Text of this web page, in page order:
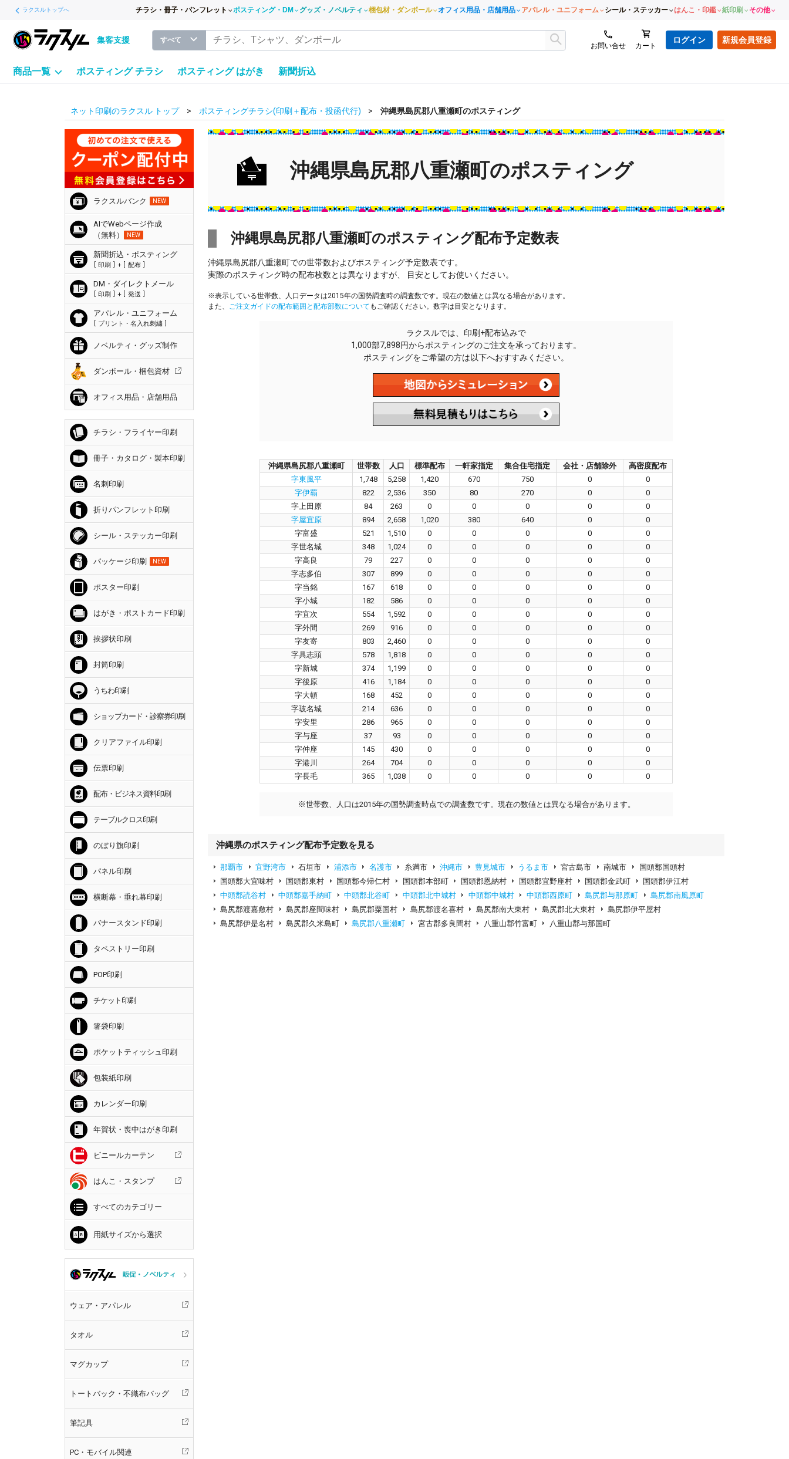
ラクスルトップへ チラシ・冊子・パンフレット ポスティング・DM グッズ・ノベルティ 梱包材・ダンボール オフィス用品・店舗用品 アパレル・ユニフォーム シール・ステッカー はんこ・印鑑 紙印刷 その他
集客支援 すべて
お問い合せ カート
ログイン 新規会員登録
商品一覧 ポスティング チラシ ポスティング はがき 新聞折込
ネット印刷のラクスル トップ ポスティングチラシ(印刷＋配布・投函代行) 沖縄県島尻郡八重瀬町のポスティング
ラクスルバンク NEW
AIでWebページ作成
（無料）
NEW
新聞折込・ポスティング
印刷 + 配布
DM・ダイレクトメール
印刷 + 発送
アパレル・ユニフォーム
プリント・名入れ刺繍
ノベルティ・グッズ制作
ダンボール・梱包資材
オフィス用品・店舗用品
チラシ・フライヤー印刷
冊子・カタログ・製本印刷
名刺印刷
折りパンフレット印刷
シール・ステッカー印刷
パッケージ印刷 NEW
ポスター印刷
はがき・ポストカード印刷
挨拶状印刷
封筒印刷
うちわ印刷
ショップカード・診察券印刷
クリアファイル印刷
伝票印刷
配布・ビジネス資料印刷
テーブルクロス印刷
のぼり旗印刷
パネル印刷
横断幕・垂れ幕印刷
バナースタンド印刷
タペストリー印刷
POP印刷
チケット印刷
箸袋印刷
ポケットティッシュ印刷
包装紙印刷
カレンダー印刷
年賀状・喪中はがき印刷
ビニールカーテン
はんこ・スタンプ
すべてのカテゴリー
用紙サイズから選択
ウェア・アパレル
タオル
マグカップ
トートバック・不織布バッグ
筆記具
PC・モバイル関連
沖縄県島尻郡八重瀬町のポスティング
沖縄県島尻郡八重瀬町のポスティング配布予定数表
沖縄県島尻郡八重瀬町での世帯数およびポスティング予定数表です。
実際のポスティング時の配布枚数とは異なりますが、 目安としてお使いください。
※表示している世帯数、人口データは2015年の国勢調査時の調査数です。現在の数値とは異なる場合があります。
また、 ご注文ガイドの配布範囲と配布部数について もご確認ください。数字は目安となります。
ラクスルでは、印刷+配布込みで
1,000部7,898円からポスティングのご注文を承っております。
ポスティングをご希望の方は以下へおすすみください。
沖縄県島尻郡八重瀬町 世帯数 人口 標準配布 一軒家指定 集合住宅指定 会社・店舗除外
高密度配布
字東風平
1,748 5,258 1,420 670 750 0
0
字伊覇
822 2,536 350 80 270 0
0
字上田原
84 263 0 0 0 0
0
字屋宜原
894 2,658 1,020 380 640 0
0
字富盛
521 1,510 0 0 0 0
0
字世名城
348 1,024 0 0 0 0
0
字高良
79 227 0 0 0 0
0
字志多伯
307 899 0 0 0 0
0
字当銘
167 618 0 0 0 0
0
字小城
182 586 0 0 0 0
0
字宜次
554 1,592 0 0 0 0
0
字外間
269 916 0 0 0 0
0
字友寄
803 2,460 0 0 0 0
0
字具志頭
578 1,818 0 0 0 0
0
字新城
374 1,199 0 0 0 0
0
字後原
416 1,184 0 0 0 0
0
字大頓
168 452 0 0 0 0
0
字玻名城
214 636 0 0 0 0
0
字安里
286 965 0 0 0 0
0
字与座
37 93 0 0 0 0
0
字仲座
145 430 0 0 0 0
0
字港川
264 704 0 0 0 0
0
字長毛
365 1,038 0 0 0 0 0
※世帯数、人口は2015年の国勢調査時点での調査数です。現在の数値とは異なる場合があります。
沖縄県のポスティング配布予定数を見る
那覇市 宜野湾市 石垣市 浦添市 名護市 糸満市 沖縄市 豊見城市 うるま市 宮古島市 南城市
国頭郡国頭村
国頭郡大宜味村
国頭郡東村 国頭郡今帰仁村 国頭郡本部町 国頭郡恩納村 国頭郡宜野座村 国頭郡金武町
国頭郡伊江村
中頭郡読谷村
中頭郡嘉手納町 中頭郡北谷町 中頭郡北中城村 中頭郡中城村 中頭郡西原町 島尻郡与那原町
島尻郡南風原町
島尻郡渡嘉敷村
島尻郡座間味村 島尻郡粟国村 島尻郡渡名喜村 島尻郡南大東村 島尻郡北大東村
島尻郡伊平屋村
島尻郡伊是名村
島尻郡久米島町 島尻郡八重瀬町 宮古郡多良間村 八重山郡竹富町 八重山郡与那国町